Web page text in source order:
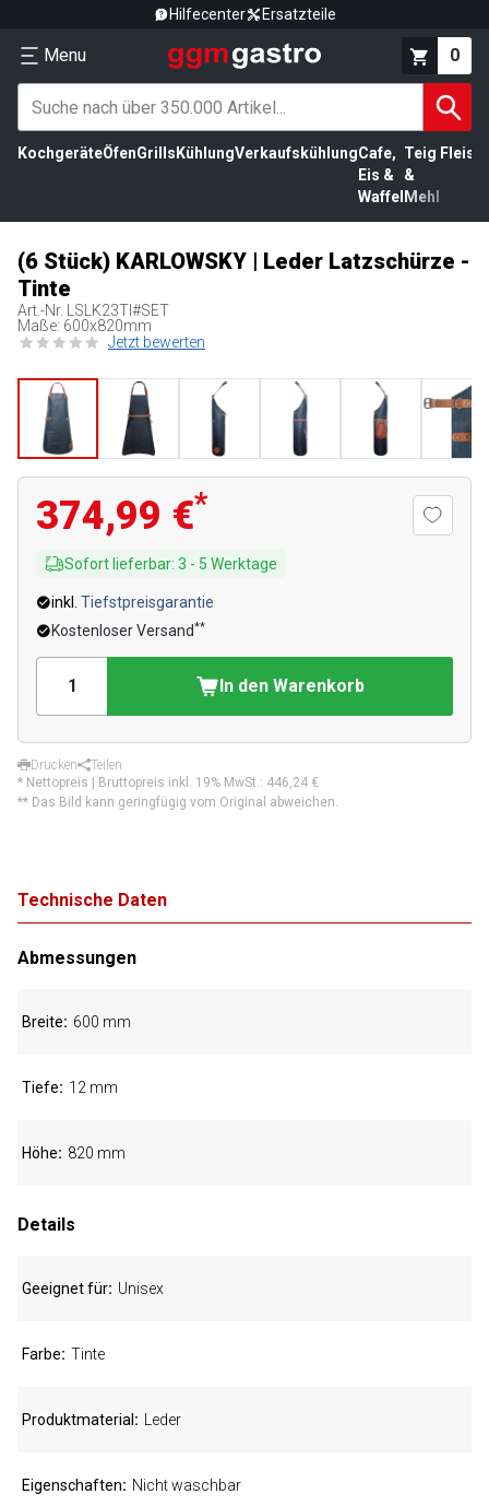
Hilfecenter Ersatzteile
Menu 0
KochgeräteÖfenGrills KühlungVerkaufskühlungCafe,
Eis &
Waffel
Teig
&
Mehl
(6 Stück) KARLOWSKY | Leder Latzschürze -
Tinte
Art.-Nr.
LSLK23TI#SET
Maße: 600x820mm
Jetzt bewerten
374,99 €*
Sofort lieferbar: 3 - 5 Werktage
inkl. Tiefstpreisgarantie
Kostenloser Versand**
In den Warenkorb
Drucken
Teilen
* Nettopreis | Bruttopreis inkl. 19% MwSt.: 446,24 €
** Das Bild kann geringfügig vom Original abweichen.
Technische Daten
Abmessungen
Breite 600 mm
Tiefe 12 mm
Höhe 820 mm
Details
Geeignet für Unisex
Farbe Tinte
Produktmaterial Leder
Eigenschaften Nicht waschbar